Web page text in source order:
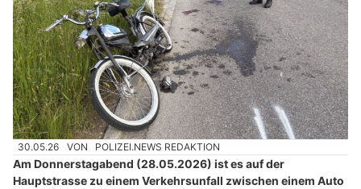
30.05.26 VON POLIZEI.NEWS REDAKTION
Am Donnerstagabend (28.05.2026) ist es auf der
Hauptstrasse zu einem Verkehrsunfall zwischen einem Auto